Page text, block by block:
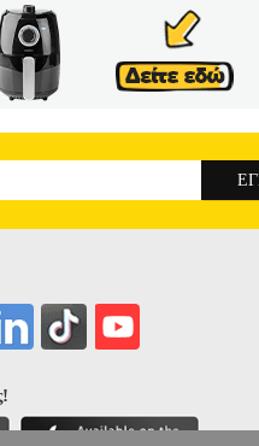
που θέλετε να εξοπλίσετε
εύκολα και γρήγορά. Είναι
των κατηγοριών
Plus4u.gr. Η υποστήριξη μετά
τηλεφωνικό κέντρο 211 2000